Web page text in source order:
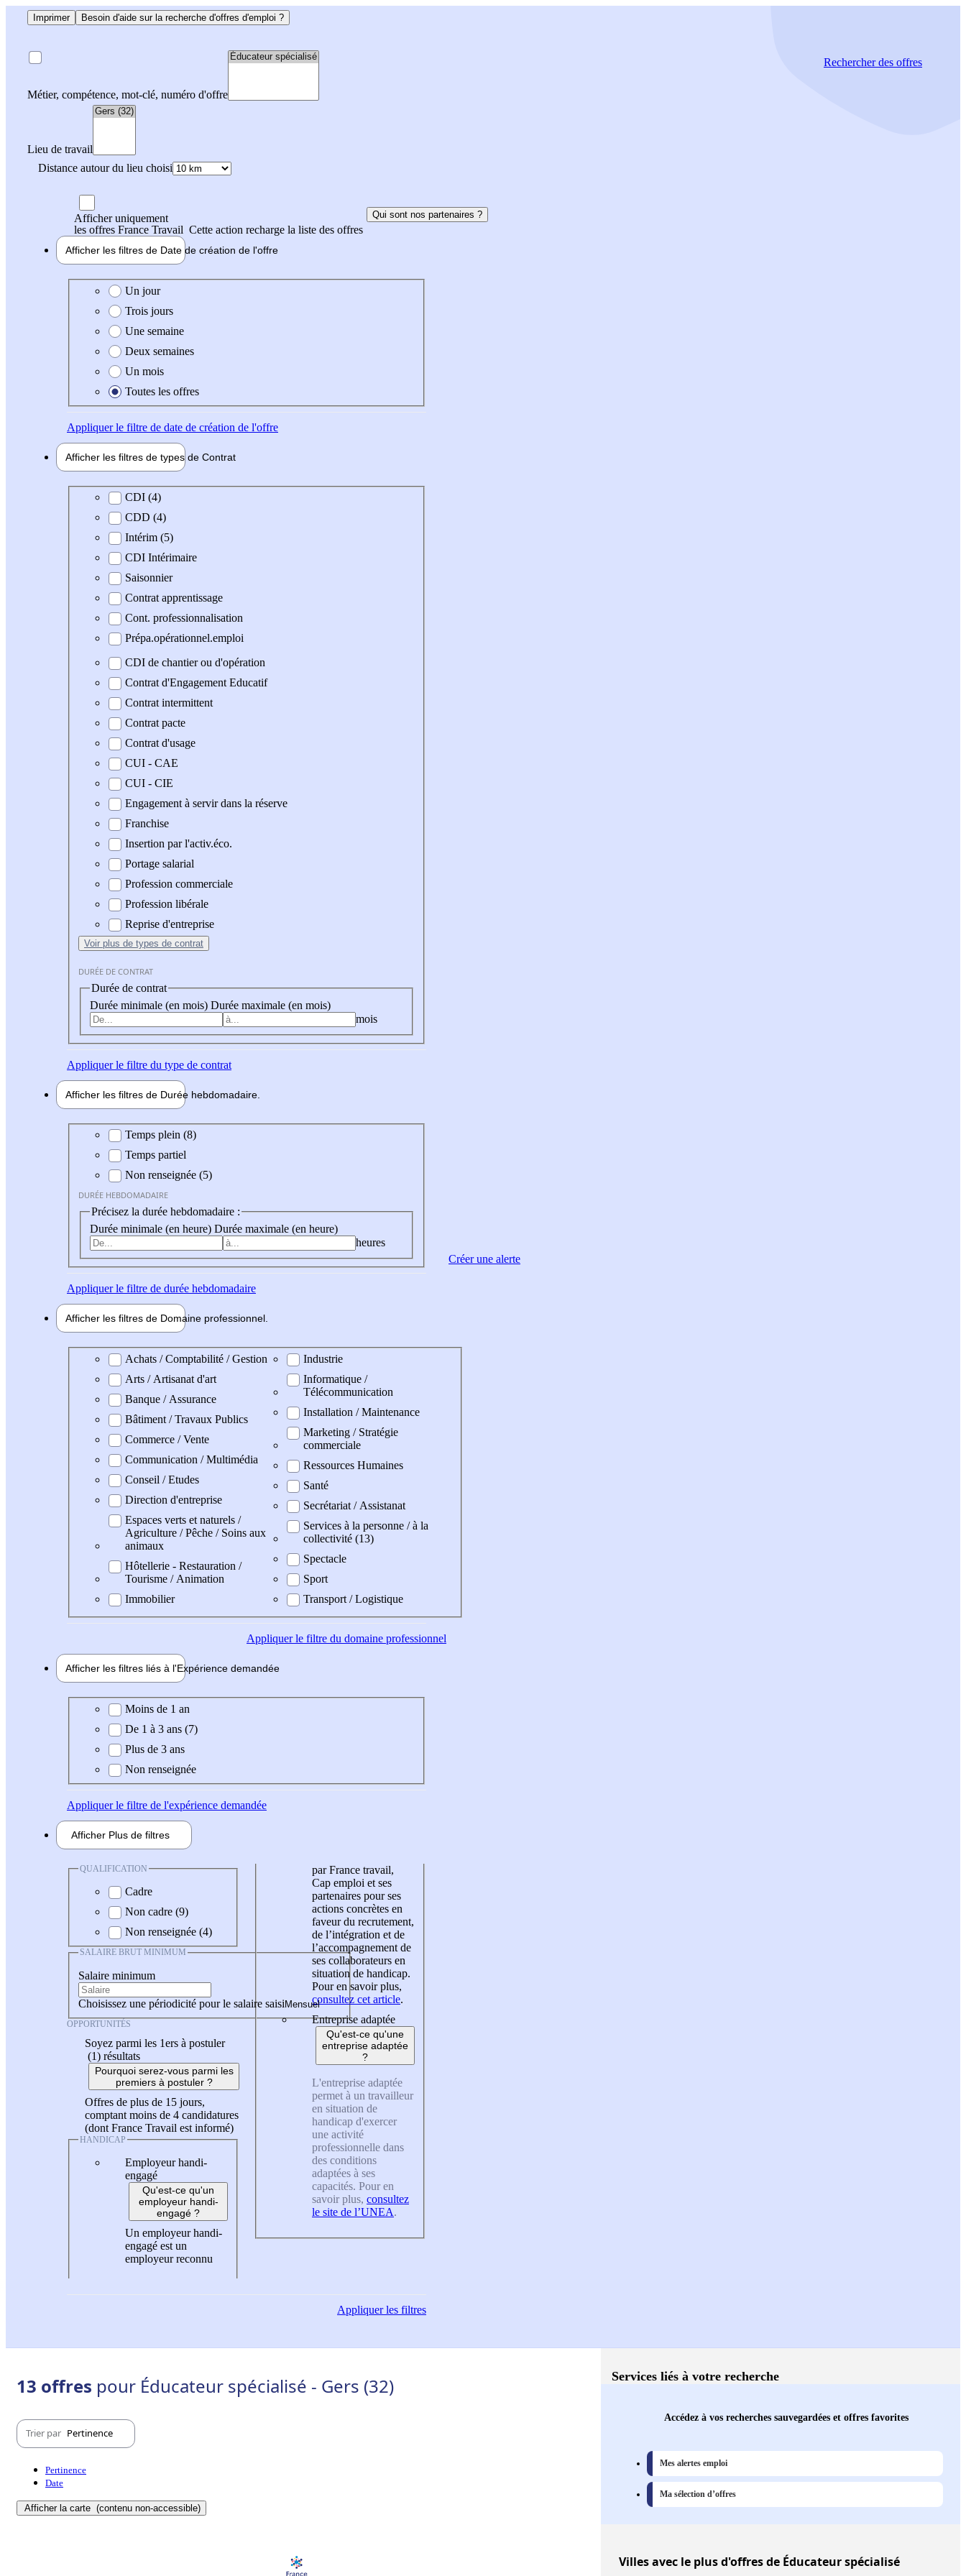
Imprimer Besoin d'aide sur la recherche d'offres d'emploi ?
Métier, compétence, mot-clé, numéro d'offre
Lieu de travail
Distance autour du lieu choisi
Rechercherdes offres
Afficher uniquement
les offres France Travail Cette action recharge la liste des offres
Qui sont nos partenaires ?
Afficher les filtres de Date de création de l'offre
Date de création de l'offre
Un jour
Trois jours
Une semaine
Deux semaines
Un mois
Toutes les offres
Appliquerle filtre de date de création de l'offre
Afficher les filtres de types de Contrat
Type de contrat
CDI (4)
CDD (4)
Intérim (5)
CDI Intérimaire
Saisonnier
Contrat apprentissage
Cont. professionnalisation
Prépa.opérationnel.emploi
CDI de chantier ou d'opération
Contrat d'Engagement Educatif
Contrat intermittent
Contrat pacte
Contrat d'usage
CUI - CAE
CUI - CIE
Engagement à servir dans la réserve
Franchise
Insertion par l'activ.éco.
Portage salarial
Profession commerciale
Profession libérale
Reprise d'entreprise
Voir plus de types de contrat
DURÉE DE CONTRAT
Durée de contrat
Durée minimale (en mois) Durée maximale (en mois)
mois
Appliquerle filtre du type de contrat
Afficher les filtres de Durée hebdomadaire
Durée hebdomadaire
Temps plein (8)
Temps partiel
Non renseignée (5)
DURÉE HEBDOMADAIRE
Précisez la durée hebdomadaire :
Durée minimale (en heure) Durée maximale (en heure)
heures
Appliquerle filtre de durée hebdomadaire
Afficher les filtres de Domaine professionnel
Domaine professionel
Achats / Comptabilité / Gestion
Arts / Artisanat d'art
Banque / Assurance
Bâtiment / Travaux Publics
Commerce / Vente
Communication / Multimédia
Conseil / Etudes
Direction d'entreprise
Espaces verts et naturels /
Agriculture / Pêche / Soins aux
animaux
Hôtellerie - Restauration /
Tourisme / Animation
Immobilier
Industrie
Informatique /
Télécommunication
Installation / Maintenance
Marketing / Stratégie
commerciale
Ressources Humaines
Santé
Secrétariat / Assistanat
Services à la personne / à la
collectivité (13)
Spectacle
Sport
Transport / Logistique
Appliquerle filtre du domaine professionnel
Afficher les filtres liés à l'Expérience demandée
Expérience demandée
Moins de 1 an
De 1 à 3 ans (7)
Plus de 3 ans
Non renseignée
Appliquerle filtre de l'expérience demandée
Afficher Plus de filtres
QUALIFICATION
Cadre
Non cadre (9)
Non renseignée (4)
SALAIRE BRUT MINIMUM
Salaire minimum
Choisissez une périodicité pour le salaire saisi
OPPORTUNITÉS
Soyez parmi les 1ers à postuler
(1) résultats
Pourquoi serez-vous parmi les
premiers à postuler ?
Offres de plus de 15 jours,
comptant moins de 4 candidatures
(dont France Travail est informé)
HANDICAP
Employeur handi-
engagé
Qu'est-ce qu'un
employeur handi-
engagé ?
Un employeur handi-
engagé est un
employeur reconnu
par France travail,
Cap emploi et ses
partenaires pour ses
actions concrètes en
faveur du recrutement,
de l’intégration et de
l’accompagnement de
ses collaborateurs en
situation de handicap.
Pour en savoir plus,
consultez cet article.
Entreprise adaptée
Qu'est-ce qu'une
entreprise adaptée
?
L'entreprise adaptée
permet à un travailleur
en situation de
handicap d'exercer
une activité
professionnelle dans
des conditions
adaptées à ses
capacités. Pour en
savoir plus, consultez
le site de l’UNEA.
Appliquerles filtres
Créer une alerte
13 offres pour Éducateur spécialisé - Gers (32)
Trier par Pertinence
Pertinence
Date
Afficher la carte (contenu non-accessible)
Services liés à votre recherche
Accédez à vos recherches sauvegardées et offres favorites
Mes alertes emploi
Ma sélection d’offres
Villesavec le plus d'offres de Éducateur spécialisé